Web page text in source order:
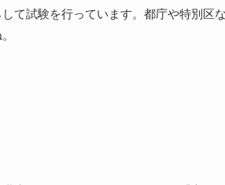
て試験を行っています。都庁や特別区